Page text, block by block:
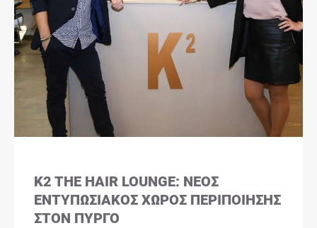
K2 THE HAIR LOUNGE: ΝΈΟΣ
ΕΝΤΥΠΩΣΙΑΚΌΣ ΧΏΡΟΣ ΠΕΡΙΠΟΊΗΣΗΣ
ΣΤΟΝ ΠΎΡΓΟ